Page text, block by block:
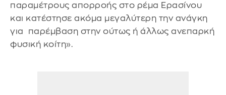
παραμέτρους απορροής στο ρέμα Ερασίνου
και κατέστησε ακόμα μεγαλύτερη την ανάγκη
για παρέμβαση στην ούτως ή άλλως ανεπαρκή
φυσική κοίτη».